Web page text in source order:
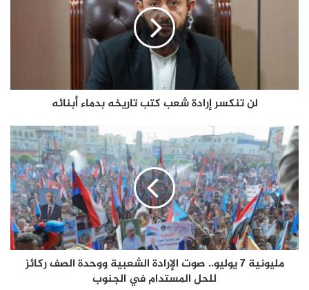
لن تنكسر إرادة شعب كتب تاريخه بدماء أبنائه
مليونية
7
يوليو..
صوت
الإرادة
الشعبية
ووحدة
الصف
ركائز
للحل
مليونية 7 يوليو.. صوت الإرادة الشعبية ووحدة الصف ركائز
للحل المستدام في الجنوب